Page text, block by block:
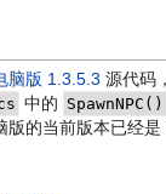
脑版 1.3.5.3 源代码，
中的 SpawnNPC()
版的当前版本已经是